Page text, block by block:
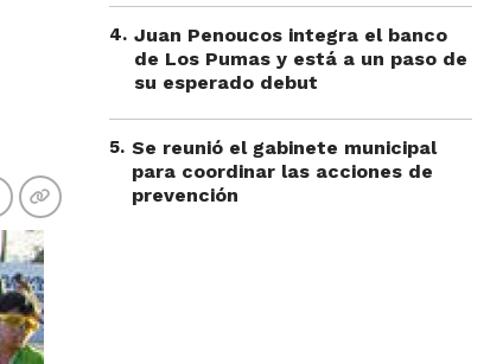
4. Juan Penoucos integra el banco
de Los Pumas y está a un paso de
su esperado debut
5. Se reunió el gabinete municipal
para coordinar las acciones de
prevención